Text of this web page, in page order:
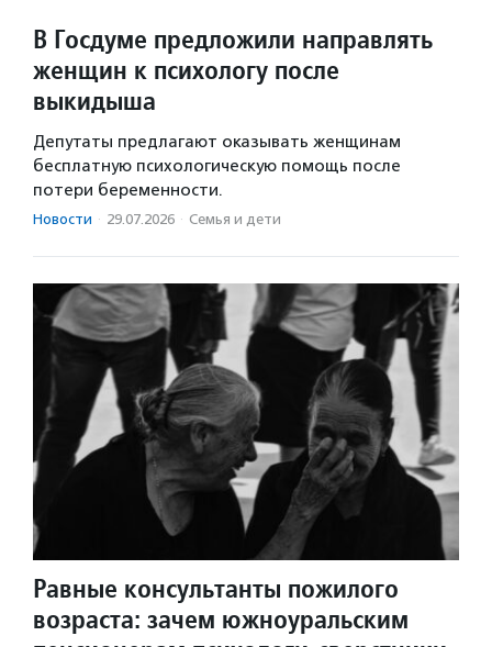
В Госдуме предложили направлять
женщин к психологу после
выкидыша
Депутаты предлагают оказывать женщинам
бесплатную психологическую помощь после
потери беременности.
Новости · 29.07.2026 · Семья и дети
Равные консультанты пожилого
возраста: зачем южноуральским